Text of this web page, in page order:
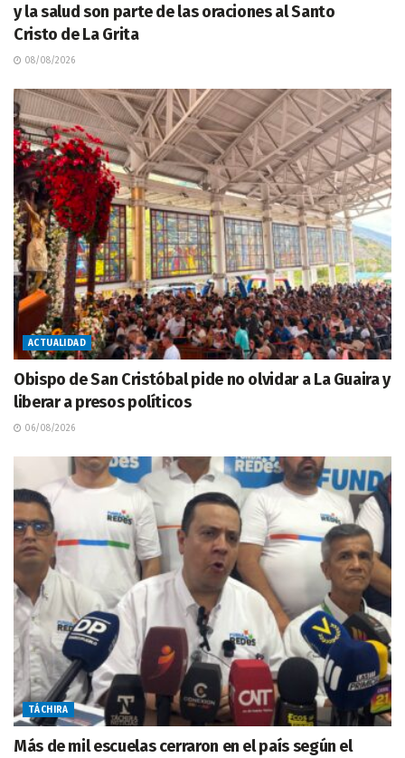
y la salud son parte de las oraciones al Santo
Cristo de La Grita
08/08/2026
ACTUALIDAD
Obispo de San Cristóbal pide no olvidar a La Guaira y
liberar a presos políticos
06/08/2026
TÁCHIRA
Más de mil escuelas cerraron en el país según el